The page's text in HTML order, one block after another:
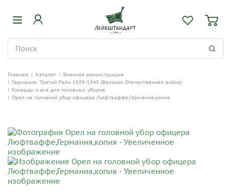
Главная | Каталог | Военная реконструкция
| Германия: Третий Рейх 1939-1945 (Великая Отечественная война)
| Кокарды и всё для головных уборов
| Орел на головной убор офицера Люфтваффе,Германия,копия